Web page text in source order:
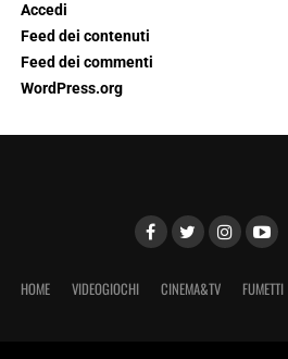
Accedi
Feed dei contenuti
Feed dei commenti
WordPress.org
HOME VIDEOGIOCHI CINEMA&TV FUMETTI